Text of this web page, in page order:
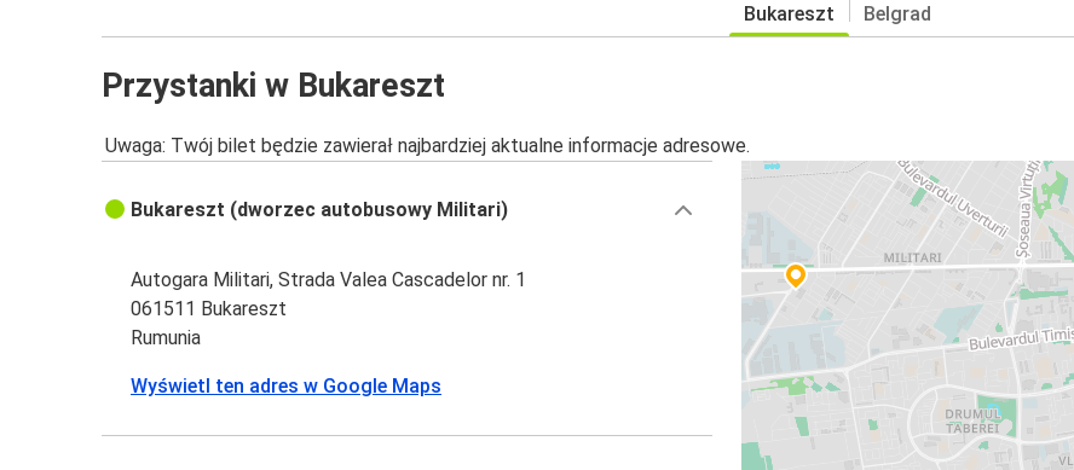
Bukareszt Belgrad
Przystanki w Bukareszt
Uwaga: Twój bilet będzie zawierał najbardziej aktualne informacje adresowe.
Bukareszt (dworzec autobusowy Militari)
Autogara Militari, Strada Valea Cascadelor nr. 1
061511 Bukareszt
Rumunia
Wyświetl ten adres w Google Maps